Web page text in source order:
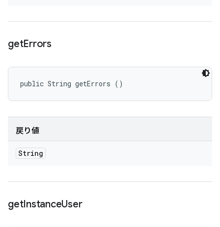
getErrors
public String getErrors ()
戻り値
String
getInstanceUser